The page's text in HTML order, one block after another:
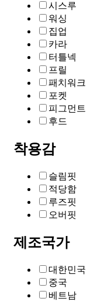
시스루
워싱
집업
카라
터틀넥
프릴
패치워크
포켓
피그먼트
후드
착용감
슬림핏
적당함
루즈핏
오버핏
제조국가
대한민국
중국
베트남